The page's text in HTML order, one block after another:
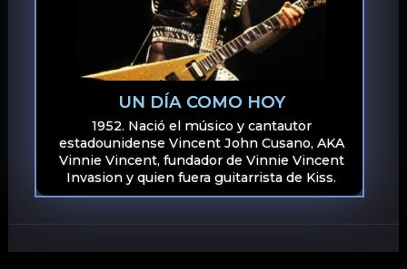
UN DÍA COMO HOY
1952. Nació el músico y cantautor
estadounidense Vincent John Cusano, AKA
Vinnie Vincent, fundador de Vinnie Vincent
Invasion y quien fuera guitarrista de Kiss.